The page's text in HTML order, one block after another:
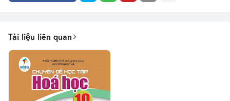
Tài liệu liên quan